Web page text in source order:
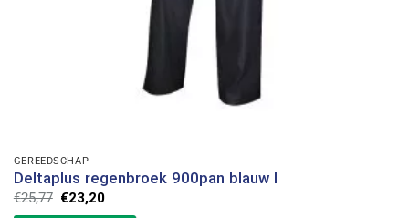
GEREEDSCHAP
Deltaplus regenbroek 900pan blauw l
€25,77 Oorspronkelijke
prijs
€23,20Huidige